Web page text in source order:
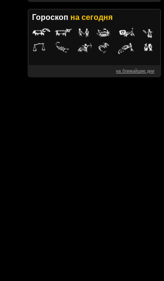
Гороскоп на сегодня
на ближайшие дни